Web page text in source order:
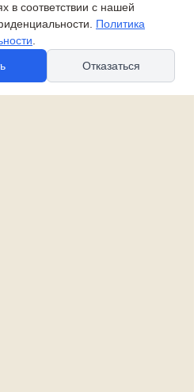
в соответствии с нашей
Политика
Отказаться